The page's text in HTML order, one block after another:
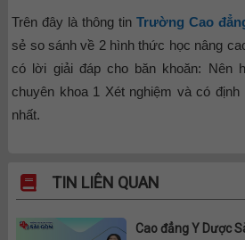
Trên đây là thông tinTrường Cao
sẻ so sánh về 2 hình thức học nâng
có lời giải đáp cho băn khoăn: Nên
chuyên khoa 1 Xét nghiệm và có
nhất.
TIN LIÊN QUAN
Cao đẳng Y Dược